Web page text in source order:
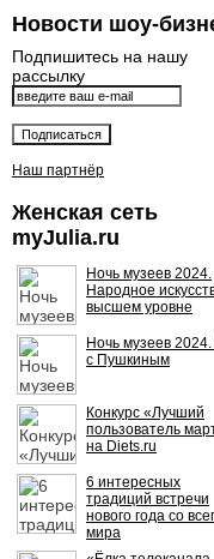
Новости шоу-
Подпишитесь на нашу
рассылку
Наш партнёр
Женская сеть
myJulia.ru
Ночь музеев 2024.
Народное
высшем уровне
Ночь музеев
с Пушкиным
Конкурс «Лучший
пользователь
на Diets.ru
6 интересных
традиций встречи
нового года со
мира